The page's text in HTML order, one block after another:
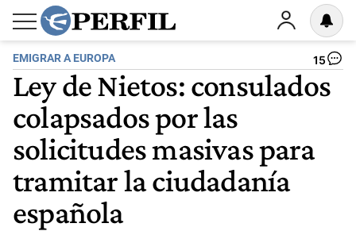
EMIGRAR A EUROPA 15
Ley de Nietos: consulados
colapsados por las
solicitudes masivas para
tramitar la ciudadanía
española